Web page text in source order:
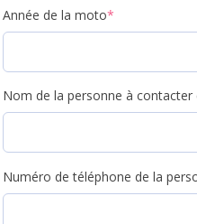
Année de la moto*
Nom de la personne à contacter
Numéro de téléphone de la